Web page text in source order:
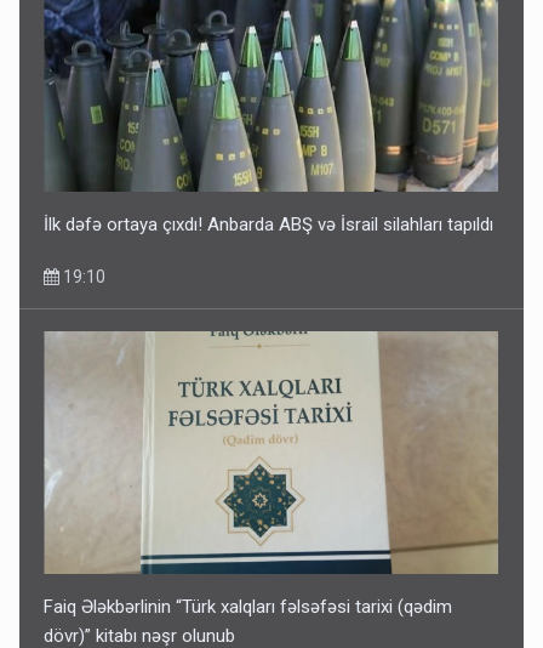
İlk dəfə ortaya çıxdı! Anbarda ABŞ və İsrail silahları tapıldı
19:10
Faiq Ələkbərlinin “Türk xalqları fəlsəfəsi tarixi (qədim
dövr)” kitabı nəşr olunub